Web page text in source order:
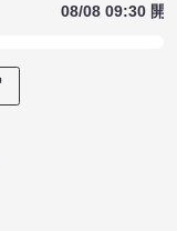
08/08 09:30 開